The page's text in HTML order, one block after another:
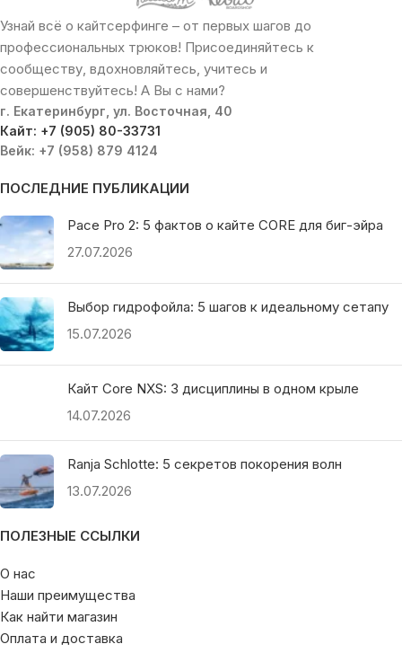
Узнай всё о кайтсерфинге – от первых шагов до
профессиональных трюков! Присоединяйтесь к
сообществу, вдохновляйтесь, учитесь и
совершенствуйтесь! А Вы с нами?
г. Екатеринбург, ул. Восточная, 40
Кайт: +7 (905) 80-33731
Вейк: +7 (958) 879 4124
ПОСЛЕДНИЕ ПУБЛИКАЦИИ
Pace Pro 2: 5 фактов о кайте CORE для биг-эйра
27.07.2026
Выбор гидрофойла: 5 шагов к идеальному сетапу
15.07.2026
Кайт Core NXS: 3 дисциплины в одном крыле
14.07.2026
Ranja Schlotte: 5 секретов покорения волн
13.07.2026
ПОЛЕЗНЫЕ ССЫЛКИ
О нас
Наши преимущества
Как найти магазин
Оплата и доставка